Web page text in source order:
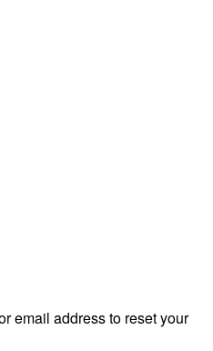
email address to reset your